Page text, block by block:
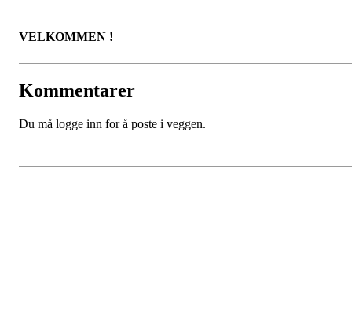
VELKOMMEN !
Kommentarer
Du må logge inn for å poste i veggen.